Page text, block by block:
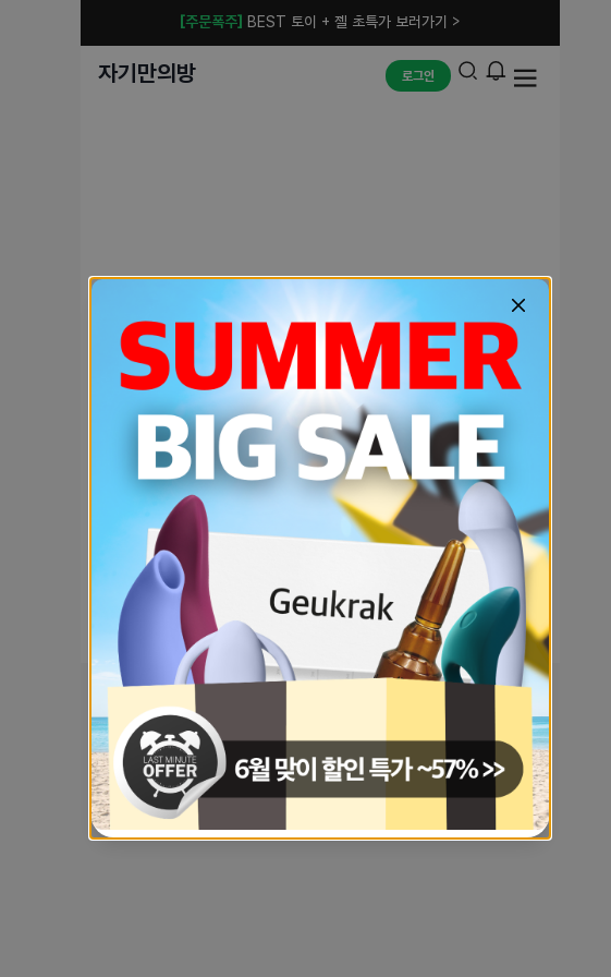
[주문폭주] BEST 토이 + 젤 초특가 보러가기 >
자기만의방 로그인
예상치 못한 에러입니다.